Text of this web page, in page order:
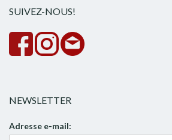
SUIVEZ-NOUS!
NEWSLETTER
Adresse e-mail: